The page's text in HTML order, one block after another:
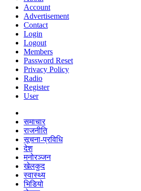
Account
Advertisement
Contact
Login
Logout
Members
Password Reset
Privacy Policy
Radio
Register
User
समाचार
राजनीति
सूचना-प्रविधि
देश
मनोरञ्जन
खेलकुद
स्वास्थ्य
भिडियो